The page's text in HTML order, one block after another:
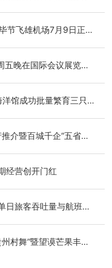
节飞雄机场7月9日正式
五晚在国际会议展览中
馆成功批量繁育三只
介暨百城千企“五省
经营创开门红
日旅客吞吐量与航班起
村舞”暨望谟芒果丰收